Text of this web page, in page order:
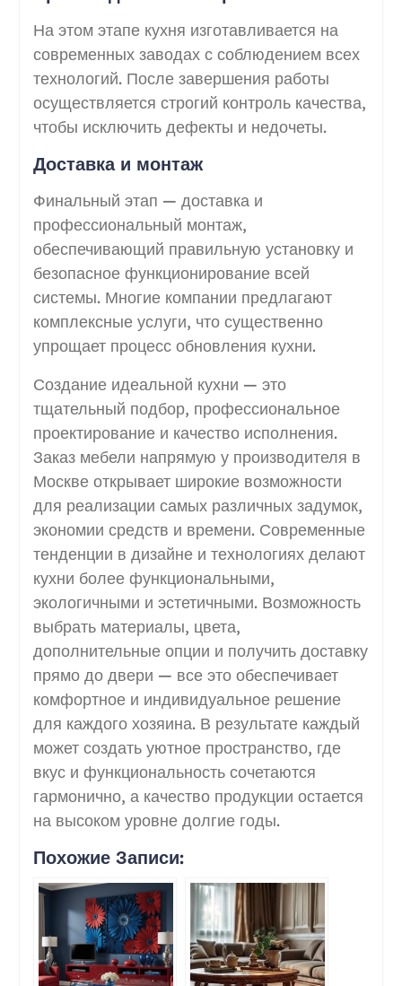
На этом этапе кухня изготавливается на
современных заводах с соблюдением всех
технологий. После завершения работы
осуществляется строгий контроль качества,
чтобы исключить дефекты и недочеты.
Доставка и монтаж
Финальный этап — доставка и
профессиональный монтаж,
обеспечивающий правильную установку и
безопасное функционирование всей
системы. Многие компании предлагают
комплексные услуги, что существенно
упрощает процесс обновления кухни.
Создание идеальной кухни — это
тщательный подбор, профессиональное
проектирование и качество исполнения.
Заказ мебели напрямую у производителя в
Москве открывает широкие возможности
для реализации самых различных задумок,
экономии средств и времени. Современные
тенденции в дизайне и технологиях делают
кухни более функциональными,
экологичными и эстетичными. Возможность
выбрать материалы, цвета,
дополнительные опции и получить доставку
прямо до двери — все это обеспечивает
комфортное и индивидуальное решение
для каждого хозяина. В результате каждый
может создать уютное пространство, где
вкус и функциональность сочетаются
гармонично, а качество продукции остается
на высоком уровне долгие годы.
Похожие Записи: